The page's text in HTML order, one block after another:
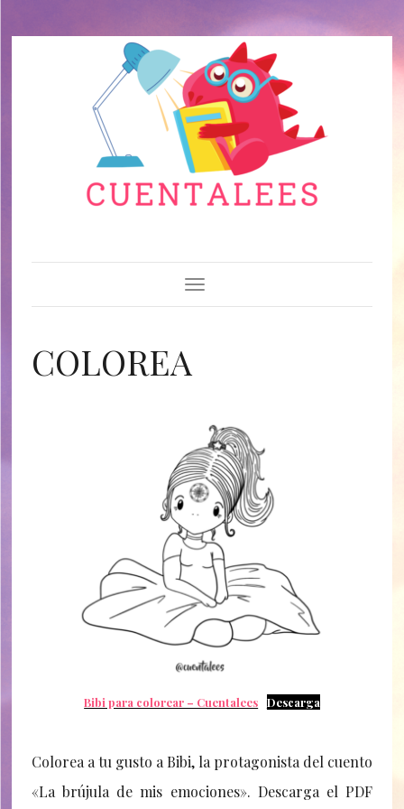
Toggle Navigation
COLOREA
Bibi para colorear – Cuentalees Descarga
Colorea a tu gusto a Bibi, la protagonista del cuento
«La brújula de mis emociones». Descarga el PDF